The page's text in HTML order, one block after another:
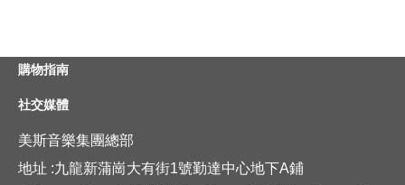
購物指南
社交媒體
美斯音樂集團總部
地址 :九龍新蒲崗大有街1號勤達中心地下A鋪